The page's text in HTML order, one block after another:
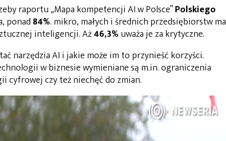
raportu „Mapa kompetencji AI w Polsce”Polskiego
ponad 84%. mikro, małych i średnich przedsiębiorstw ma
inteligencji. Aż46,3% uważa je za krytyczne.
narzędzia AI i jakie może im to przynieść korzyści.
w biznesie wymieniane są m.in. ograniczenia
cyfrowej czy też niechęć do zmian.